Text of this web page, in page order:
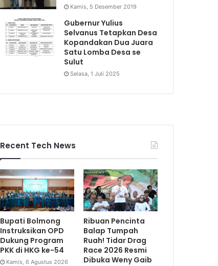
Kamis, 5 Desember 2019
Gubernur Yulius
Selvanus Tetapkan Desa
Kopandakan Dua Juara
Satu Lomba Desa se
Sulut
Selasa, 1 Juli 2025
Recent Tech News
Bupati Bolmong
Instruksikan OPD
Dukung Program
PKK di HKG ke-54
Kamis, 6 Agustus 2026
Ribuan Pencinta
Balap Tumpah
Ruah! Tidar Drag
Race 2026 Resmi
Dibuka Weny Gaib